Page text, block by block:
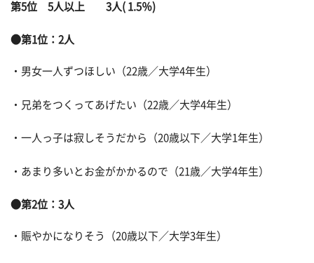
第5位 5人以上 3人( 1.5％)
●第1位：2人
・男女一人ずつほしい（22歳／大学4年生）
・兄弟をつくってあげたい（22歳／大学4年生）
・一人っ子は寂しそうだから（20歳以下／大学1年生）
・あまり多いとお金がかかるので（21歳／大学4年生）
●第2位：3人
・賑やかになりそう（20歳以下／大学3年生）